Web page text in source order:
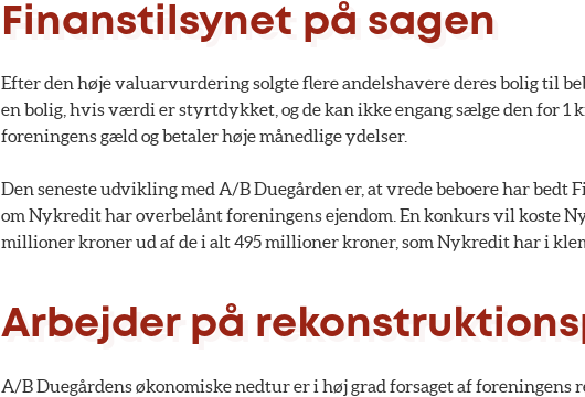
Finanstilsynet på sagen
Efter den høje valuarvurdering solgte flere andelshavere deres bolig til
en bolig, hvis værdi er styrtdykket, og de kan ikke engang sælge den for 1
foreningens gæld og betaler høje månedlige ydelser.
Den seneste udvikling med A/B Duegården er, at vrede beboere har bedt
om Nykredit har overbelånt foreningens ejendom. En konkurs vil koste
millioner kroner ud af de i alt 495 millioner kroner, som Nykredit har i
Arbejder på
A/B Duegårdens økonomiske nedtur er i høj grad forsaget af foreningens